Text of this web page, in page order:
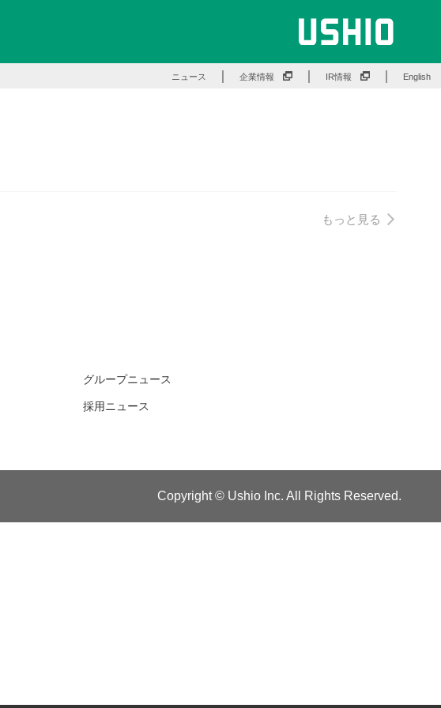
ニュース 企業情報 IR情報 English
もっと見る
グループニュース
採用ニュース
Copyright © Ushio Inc. All Rights Reserved.